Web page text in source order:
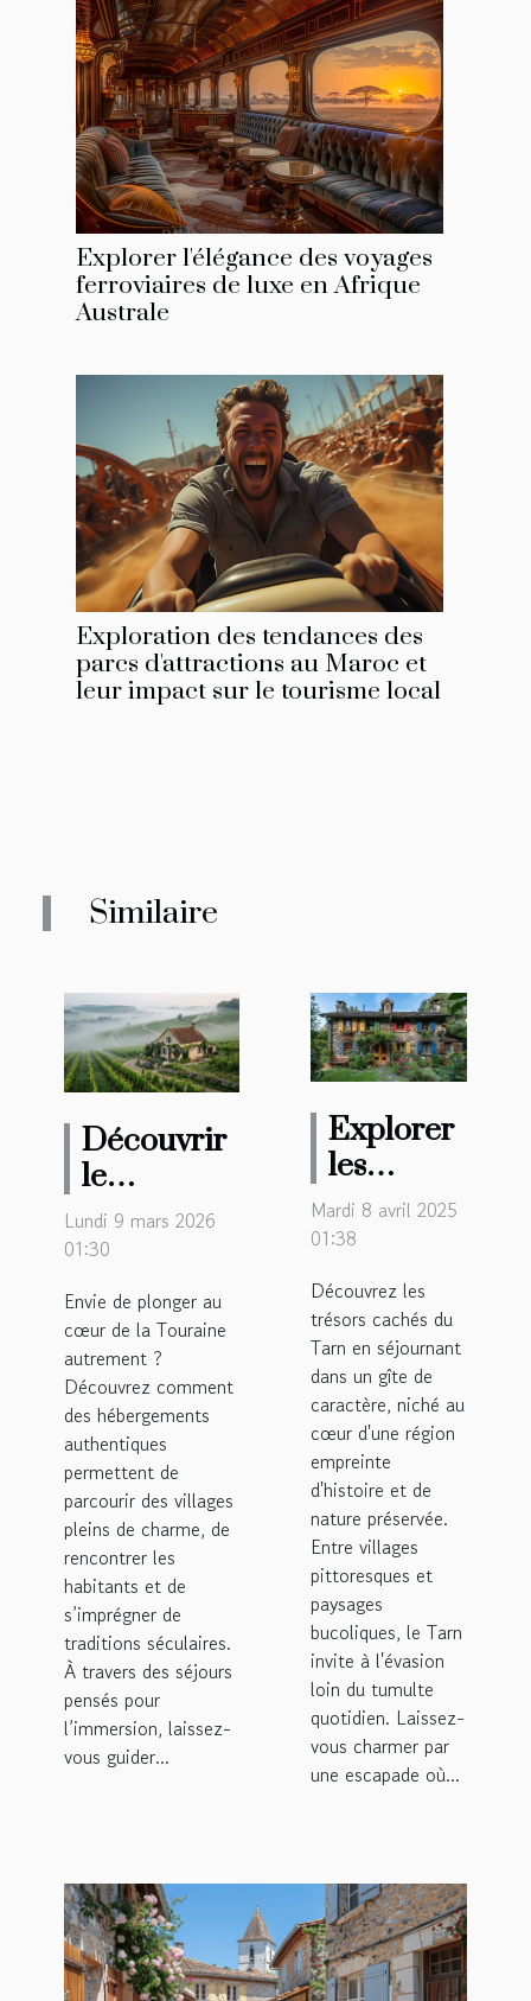
Explorer l'élégance des voyages
ferroviaires de luxe en Afrique
Australe
Exploration des tendances des
parcs d'attractions au Maroc et
leur impact sur le tourisme local
Similaire
Découvrir
le
patrimoine
local à
travers les
Gîtes de
France en
Touraine
Lundi 9 mars 2026
01:30
Envie de plonger au
cœur de la Touraine
autrement ?
Découvrez comment
des hébergements
authentiques
permettent de
parcourir des villages
pleins de charme, de
rencontrer les
habitants et de
s’imprégner de
traditions séculaires.
À travers des séjours
pensés pour
l’immersion, laissez-
vous guider...
Explorer
les
charmes
du Tarn à
travers
un séjour
en gîte de
caractère
Mardi 8 avril 2025
01:38
Découvrez les
trésors cachés du
Tarn en séjournant
dans un gîte de
caractère, niché au
cœur d'une région
empreinte
d'histoire et de
nature préservée.
Entre villages
pittoresques et
paysages
bucoliques, le Tarn
invite à l'évasion
loin du tumulte
quotidien. Laissez-
vous charmer par
une escapade où...